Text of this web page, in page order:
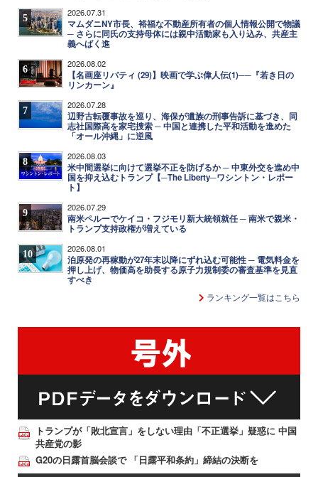
5 2026.07.31
マムダニNY市長、裕福な不動産所有者の個人情報公開で物議
─ さらに同氏の支持母体には親中活動家も入り込み、共産主
義へばく進
6 2026.08.02
【名画座リバティ (29)】映画で学ぶ偉人伝(1)──『若き日の
リンカーン』
7 2026.07.28
辺野古転覆事故を巡り、海保が遺族の刑事告訴に基づき、同
志社国際高を家宅捜索 ─ 中国と連携した平和活動を進めた
「オール沖縄」に逆風
8 2026.08.03
米中間選挙に向けて選挙不正を防げるか ─ 中東外交を進め中
国を抑え込むトランプ【─The Liberty─ワシントン・レポー
ト】
9 2026.07.29
南米ペルーでケイコ・フジモリ新大統領就任 ─ 南米で親米・
トランプ支持政権が増えている
10 2026.08.01
泊原発の再稼動が27年末以降にずれ込む可能性 ─ 電気料金を
押し上げ、物価高を助長する原子力規制委の審査基準を見直
すべき
ランキング一覧はこちら
トランプが「敗北宣言」をしない理由「不正選挙」疑惑に 中国
共産党の影
G20の日露首脳会談で 「日露平和条約」締結の決断を